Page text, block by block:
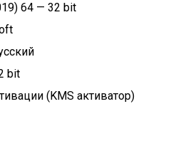
64 — 32 bit
bit
(KMS активатор)